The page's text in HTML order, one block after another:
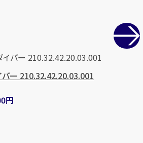
タン無料
バー 210.32.42.20.03.001
円